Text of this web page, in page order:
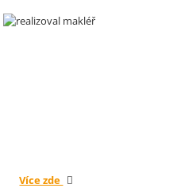
Více zde